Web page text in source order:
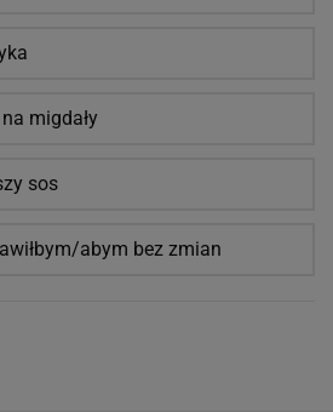
migdały
sos
abym bez zmian